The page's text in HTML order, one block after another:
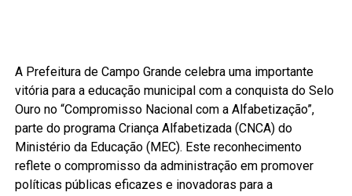
A Prefeitura de Campo Grande celebra uma importante
vitória para a educação municipal com a conquista do Selo
Ouro no “Compromisso Nacional com a Alfabetização”,
parte do programa Criança Alfabetizada (CNCA) do
Ministério da Educação (MEC). Este reconhecimento
reflete o compromisso da administração em promover
políticas públicas eficazes e inovadoras para a